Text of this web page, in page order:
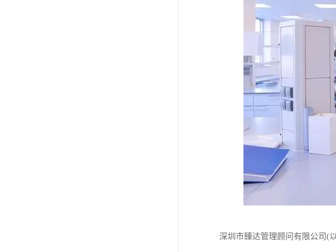
深圳市臻达管理顾问有限公司(